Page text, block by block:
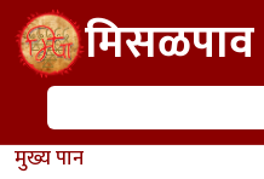
Skip to main contentमिसळपाव
शोध
मुख्य पान